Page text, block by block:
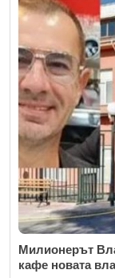
Милионерът
кафе новата